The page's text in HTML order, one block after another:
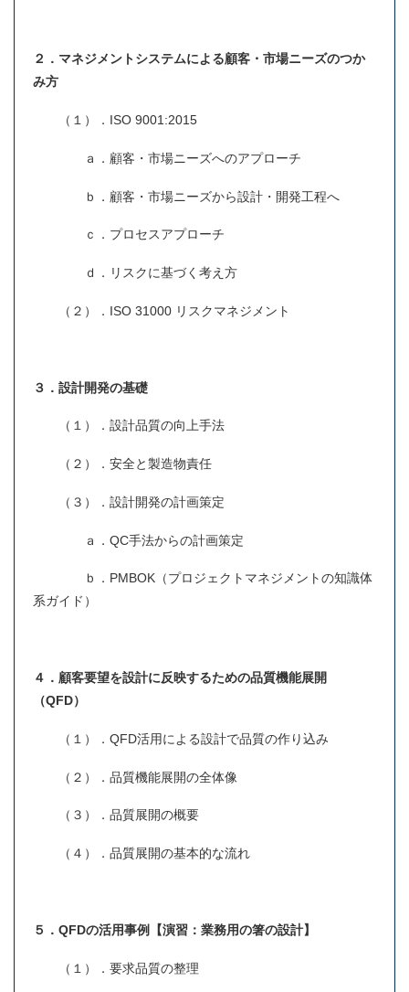
２．マネジメントシステムによる顧客・市場ニーズのつか
み方
（１）．ISO 9001:2015
ａ．顧客・市場ニーズへのアプローチ
ｂ．顧客・市場ニーズから設計・開発工程へ
ｃ．プロセスアプローチ
ｄ．リスクに基づく考え方
（２）．ISO 31000 リスクマネジメント
３．設計開発の基礎
（１）．設計品質の向上手法
（２）．安全と製造物責任
（３）．設計開発の計画策定
ａ．QC手法からの計画策定
ｂ．PMBOK（プロジェクトマネジメントの知識体
系ガイド）
４．顧客要望を設計に反映するための品質機能展開
（QFD）
（１）．QFD活用による設計で品質の作り込み
（２）．品質機能展開の全体像
（３）．品質展開の概要
（４）．品質展開の基本的な流れ
５．QFDの活用事例【演習：業務用の箸の設計】
（１）．要求品質の整理